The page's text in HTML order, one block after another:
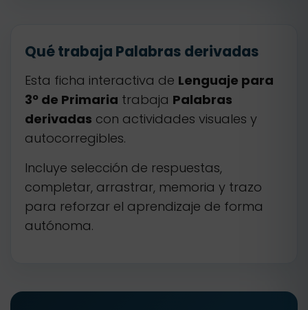
Qué trabaja Palabras derivadas
Esta ficha interactiva de Lenguaje para
3º de Primaria trabaja Palabras
derivadas con actividades visuales y
autocorregibles.
Incluye selección de respuestas,
completar, arrastrar, memoria y trazo
para reforzar el aprendizaje de forma
autónoma.